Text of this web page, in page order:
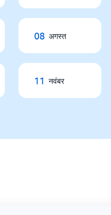
08 अगस्त
11 नवंबर